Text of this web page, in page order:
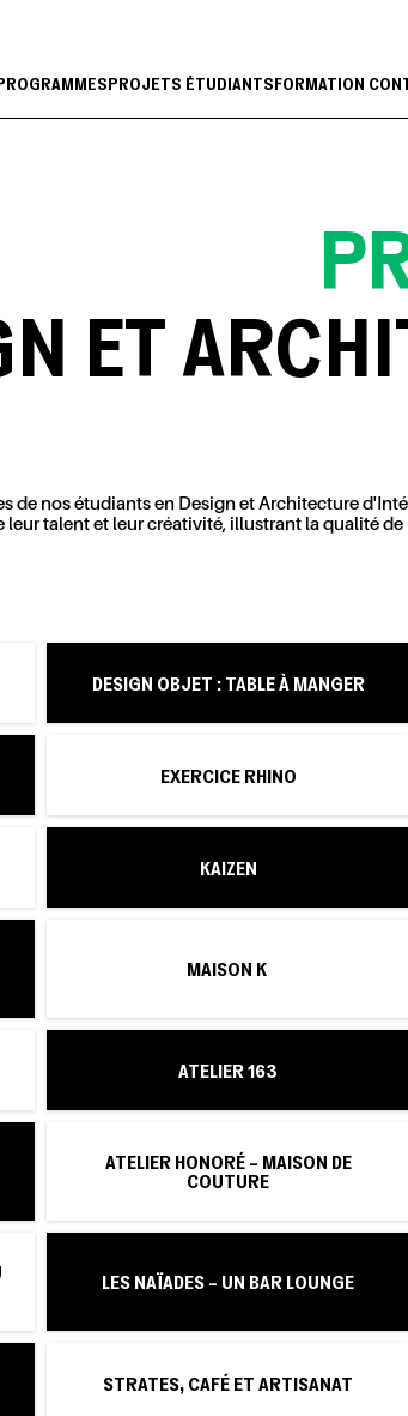
PROJETS ÉTUDIANTSFORMATION
ET
de nos étudiants en Design et Architecture
leur talent et leur créativité, illustrant la qualité
DESIGN OBJET : TABLE À MANGER
EXERCICE RHINO
KAIZEN
MAISON K
ATELIER 163
ATELIER HONORÉ – MAISON DE
COUTURE
LES NAÏADES – UN BAR LOUNGE
STRATES, CAFÉ ET ARTISANAT